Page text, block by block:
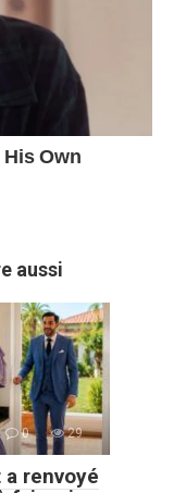
aussi
0 29
renvoyé